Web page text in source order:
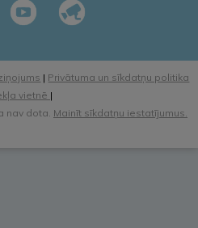
| Privātuma un sīkdatņu politika
vietnē |
nav dota. Mainīt sīkdatņu iestatījumus.